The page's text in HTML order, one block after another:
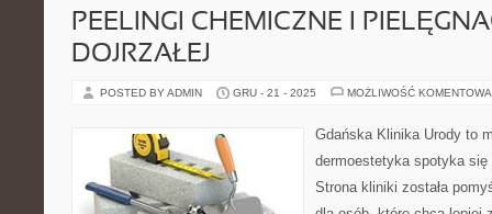
PEELINGI CHEMICZNE I
DOJRZAŁEJ
POSTED BY ADMIN GRU - 21 - 2025 MOŻLIWOŚĆ
Gdańska Klinika Urody to
dermoestetyka spotyka
Strona kliniki została